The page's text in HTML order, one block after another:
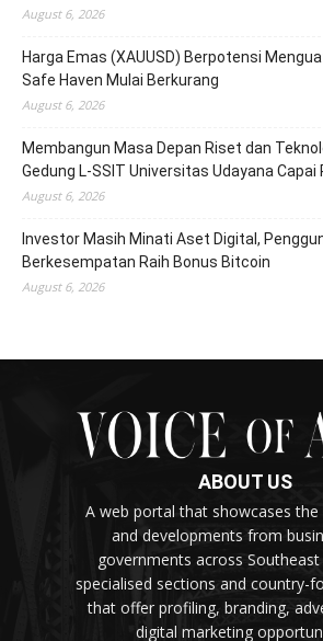
August 6, 2026
Harga Emas (XAUUSD) Berpotensi
Safe Haven Mulai Berkurang
August 6, 2026
Membangun Masa Depan Riset dan
Gedung L-SSIT Universitas Udayana Capai
August 6, 2026
Investor Masih Minati Aset Digital,
Berkesempatan Raih Bonus Bitcoin
August 6, 2026
ABOUT US
A web portal that showcases
and developments from
governments across
specialised sections and country-
that offer profiling, branding,
digital marketing